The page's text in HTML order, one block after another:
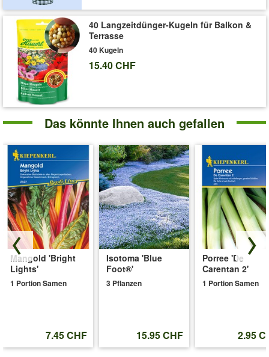
Liefergrösse:110x110 cm
40 Langzeitdünger-Kugeln für Balkon &
Terrasse
40 Kugeln
15.40 CHF
Das könnte Ihnen auch gefallen
Mangold 'Bright
Lights'
1 Portion Samen
7.45 CHF
Isotoma 'Blue
Foot®'
3 Pflanzen
15.95 CHF
Porree 'De
Carentan 2'
1 Portion Samen
2.95